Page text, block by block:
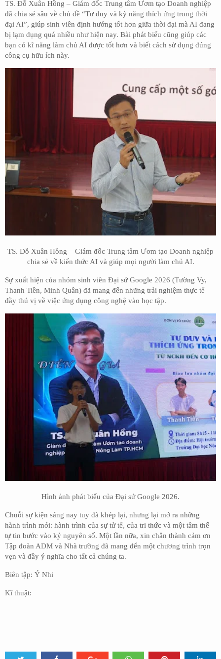
TS. Đỗ Xuân Hồng – Giám đốc Trung tâm Ươm tạo Doanh nghiệp
đã chia sẻ sâu về chủ đề “Tư duy và kỹ năng thích ứng trong thời
đại AI”, giúp sinh viên định hướng tốt hơn giữa thời đại mà AI đang
bị lạm dụng quá nhiều như hiện nay. Bài phát biểu cũng giúp các
bạn có kĩ năng làm chủ AI được tốt hơn và biết cách sử dụng đúng
công cụ hữu ích này.
TS. Đỗ Xuân Hồng – Giám đốc Trung tâm Ươm tạo Doanh nghiệp
chia sẻ về kiến thức AI và giúp mọi người làm chủ AI.
Sự xuất hiện của nhóm sinh viên Đại sứ Google 2026 (Tường Vy,
Thanh Tiền, Minh Quân) đã mang đến những trải nghiệm thực tế
đầy thú vị về việc ứng dụng công nghệ vào học tập.
Hình ảnh phát biểu của Đại sứ Google 2026.
Chuỗi sự kiện sáng nay tuy đã khép lại, nhưng lại mở ra những
hành trình mới: hành trình của sự tử tế, của tri thức và một tâm thế
tự tin bước vào kỷ nguyên số. Một lần nữa, xin chân thành cảm ơn
Tập đoàn ADM và Nhà trường đã mang đến một chương trình trọn
vẹn và đầy ý nghĩa cho tất cả chúng ta.
Biên tập: Ý Nhi
Kĩ thuật: